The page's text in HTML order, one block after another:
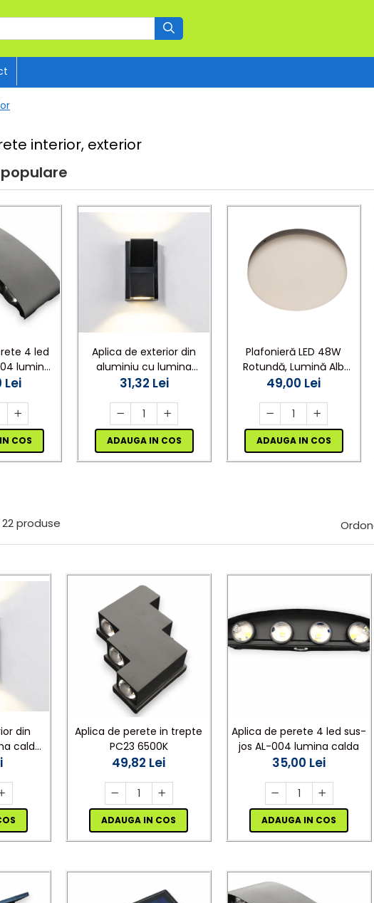
interior, exterior
4 led
lumina
Lei
COS
Aplica de exterior din
aluminiu cu lumina
calda sus jos 3500 K AL-
31,32 Lei
ADAUGA IN COS
Plafonieră LED 48W
Rotundă, Lumină Alb
Rece 6500K, Ultra Slim,
49,00 Lei
ADAUGA IN COS
22produse
din
calda
042
Aplica de perete in trepte
PC23 6500K
49,82 Lei
ADAUGA IN COS
Aplica de perete 4 led sus-
jos AL-004 lumina calda
35,00 Lei
ADAUGA IN COS